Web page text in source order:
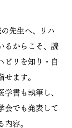
先生へ、リハ
るからこそ、読
ビリを知り・自
せます。
学書も執筆し、
会でも発表して
内容。